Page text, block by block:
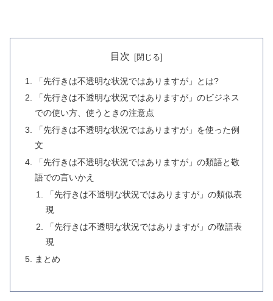
目次
「先行きは不透明な状況ではありますが」とは?
「先行きは不透明な状況ではありますが」のビジネス
での使い方、使うときの注意点
「先行きは不透明な状況ではありますが」を使った例
文
「先行きは不透明な状況ではありますが」の類語と敬
語での言いかえ
「先行きは不透明な状況ではありますが」の類似表
現
「先行きは不透明な状況ではありますが」の敬語表
現
まとめ